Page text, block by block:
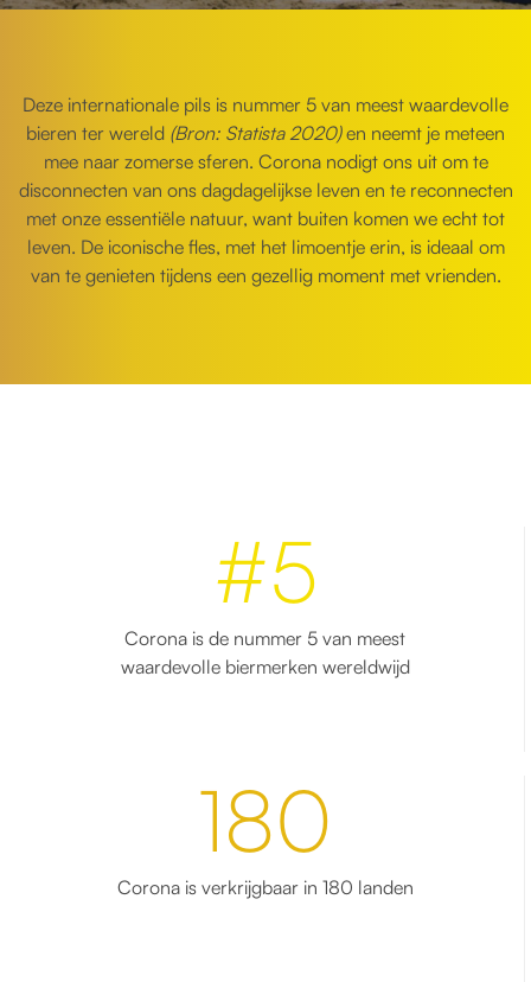
Deze internationale pils is nummer 5 van meest waardevolle
bieren ter wereld (Bron: Statista 2020)en neemt je meteen
mee naar zomerse sferen. Corona nodigt ons uit om te
disconnecten van ons dagdagelijkse leven en te reconnecten
met onze essentiële natuur, want buiten komen we echt tot
leven. De iconische fles, met het limoentje erin, is ideaal om
van te genieten tijdens een gezellig moment met vrienden.
#5
Corona is de nummer 5 van meest
waardevolle biermerken wereldwijd
180
Corona is verkrijgbaar in 180 landen